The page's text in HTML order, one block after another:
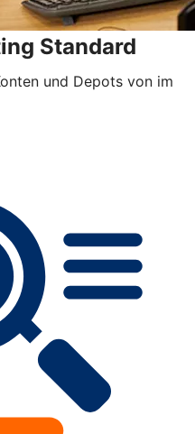
Standard
und Depots von im